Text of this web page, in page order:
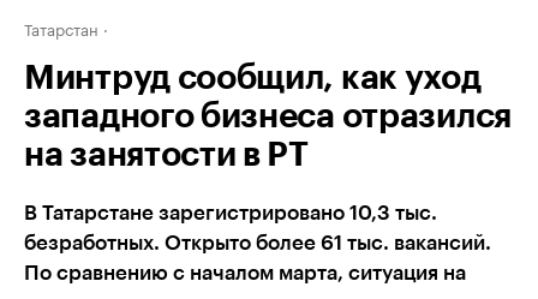
Татарстан
Минтруд сообщил, как уход
западного бизнеса отразился
на занятости в РТ
В Татарстане зарегистрировано 10,3 тыс.
безработных. Открыто более 61 тыс. вакансий.
По сравнению с началом марта, ситуация на